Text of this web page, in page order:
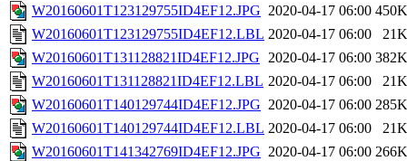
W20160601T123129755ID4EF12.JPG 2020-04-17 06:00 450K
W20160601T123129755ID4EF12.LBL 2020-04-17 06:00
21K
W20160601T131128821ID4EF12.JPG 2020-04-17 06:00 382K
W20160601T131128821ID4EF12.LBL 2020-04-17 06:00
21K
W20160601T140129744ID4EF12.JPG 2020-04-17 06:00 285K
W20160601T140129744ID4EF12.LBL 2020-04-17 06:00
21K
W20160601T141342769ID4EF12.JPG 2020-04-17 06:00 266K